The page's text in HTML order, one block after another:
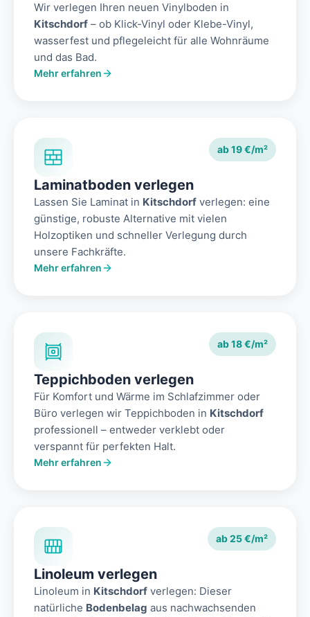
Wir verlegen Ihren neuen Vinylboden in
Kitschdorf – ob Klick-Vinyl oder Klebe-Vinyl,
wasserfest und pflegeleicht für alle Wohnräume
und das Bad.
Mehr erfahren
ab 19 €/m²
Laminatboden verlegen
Lassen Sie Laminat in Kitschdorf verlegen: eine
günstige, robuste Alternative mit vielen
Holzoptiken und schneller Verlegung durch
unsere Fachkräfte.
Mehr erfahren
ab 18 €/m²
Teppichboden verlegen
Für Komfort und Wärme im Schlafzimmer oder
Büro verlegen wir Teppichboden in Kitschdorf
professionell – entweder verklebt oder
verspannt für perfekten Halt.
Mehr erfahren
ab 25 €/m²
Linoleum verlegen
Linoleum in Kitschdorf verlegen: Dieser
natürliche Bodenbelag aus nachwachsenden